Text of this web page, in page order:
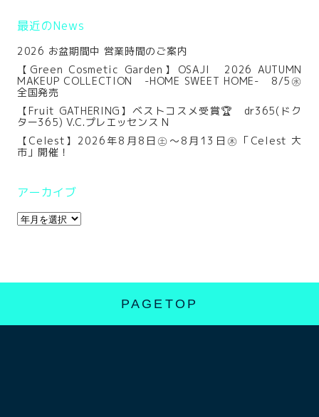
最近のNews
2026 お盆期間中 営業時間のご案内
【Green Cosmetic Garden】OSAJI 2026 AUTUMN
MAKEUP COLLECTION -HOME SWEET HOME- 8/5㊌
全国発売
【Fruit GATHERING】ベストコスメ受賞🏆 dr365(ドク
ター365) V.C.プレエッセンス N
【Celest】2026年8月8日㊏～8月13日㊍「Celest 大
市」開催！
アーカイブ
PAGETOP